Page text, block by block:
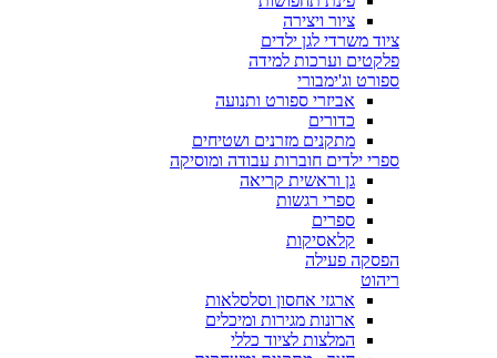
ציור ויצירה
ציוד משרדי לגן ילדים
פלקטים וערכות למידה
ספורט וג'ימבורי
אביזרי ספורט ותנועה
כדורים
מתקנים מזרנים ושטיחים
ספרי ילדים חוברות עבודה ומוסיקה
גן וראשית קריאה
ספרי רגשות
ספרים
קלאסיקות
הפסקה פעילה
ריהוט
ארגזי אחסון וסלסלאות
ארונות מגירות ומיכלים
המלצות לציוד כללי